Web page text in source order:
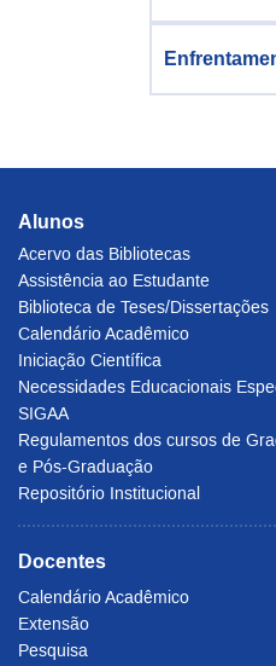
Alunos
Acervo das Bibliotecas
Assistência ao Estudante
Biblioteca de Teses/Dissertações
Calendário Acadêmico
Iniciação Científica
Necessidades Educacionais
SIGAA
Regulamentos dos cursos de
e Pós-Graduação
Repositório Institucional
Docentes
Calendário Acadêmico
Extensão
Pesquisa